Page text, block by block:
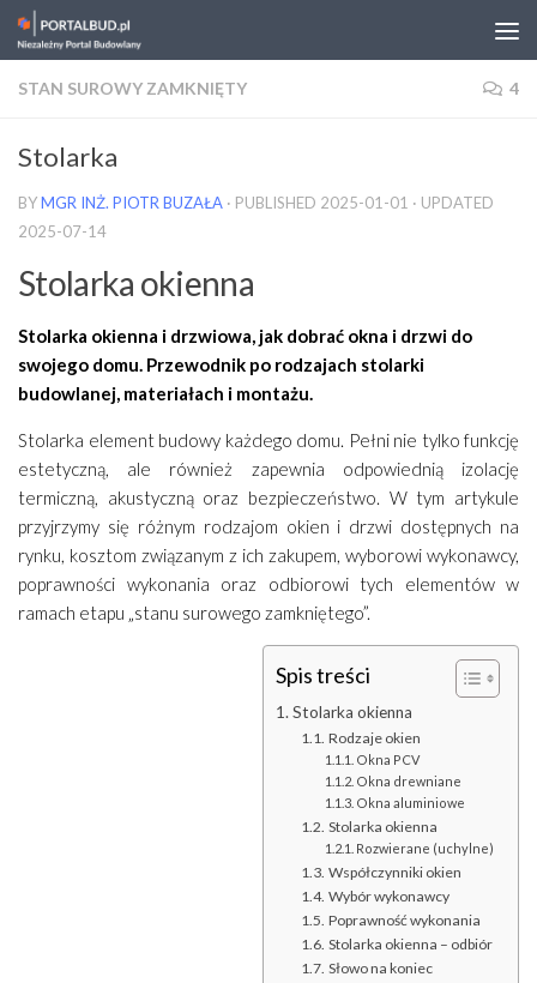
Skip to content
STAN SUROWY ZAMKNIĘTY 4
Stolarka
BYMGR INŻ. PIOTR BUZAŁA · PUBLISHED 2025-01-01 · UPDATED
2025-07-14
Stolarka okienna
Stolarka okienna i drzwiowa, jak dobrać okna i drzwi do
swojego domu. Przewodnik po rodzajach stolarki
budowlanej, materiałach i montażu.
Stolarka element budowy każdego domu. Pełni nie tylko funkcję
estetyczną, ale również zapewnia odpowiednią izolację
termiczną, akustyczną oraz bezpieczeństwo. W tym artykule
przyjrzymy się różnym rodzajom okien i drzwi dostępnych na
rynku, kosztom związanym z ich zakupem, wyborowi wykonawcy,
poprawności wykonania oraz odbiorowi tych elementów w
ramach etapu „stanu surowego zamkniętego”.
Spis treści
Stolarka okienna
Rodzaje okien
Okna PCV
Okna drewniane
Okna aluminiowe
Stolarka okienna
Rozwierane (uchylne)
Współczynniki okien
Wybór wykonawcy
Poprawność wykonania
Stolarka okienna – odbiór
Słowo na koniec